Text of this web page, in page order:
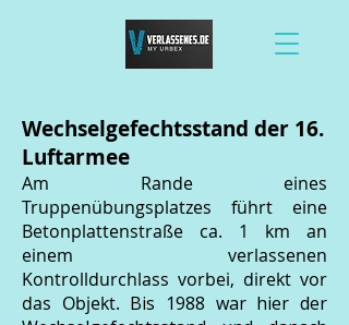
Wechselgefechtsstand der 16.
Luftarmee
Am Rande eines
Truppenübungsplatzes führt eine
Betonplattenstraße ca. 1 km an
einem verlassenen
Kontrolldurchlass vorbei, direkt vor
das Objekt. Bis 1988 war hier der